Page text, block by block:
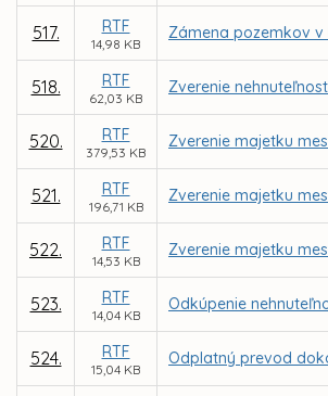
517. RTF
14,98 KB
Zámena pozemkov v
518. RTF
62,03 KB
Zverenie
520. RTF
379,53 KB
Zverenie majetku
521. RTF
196,71 KB
Zverenie majetku
522. RTF
14,53 KB
Zverenie majetku
523. RTF
14,04 KB
Odkúpenie
524. RTF
15,04 KB
Odplatný prevod